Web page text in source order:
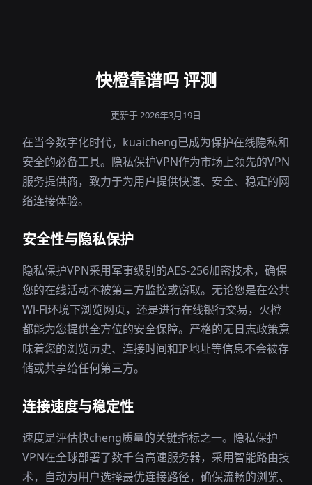
快橙靠谱吗 评测
更新于 2026年3月19日
在当今数字化时代，kuaicheng已成为保护在线隐私和
安全的必备工具。隐私保护VPN作为市场上领先的VPN
服务提供商，致力于为用户提供快速、安全、稳定的网
络连接体验。
安全性与隐私保护
隐私保护VPN采用军事级别的AES-256加密技术，确保
您的在线活动不被第三方监控或窃取。无论您是在公共
Wi-Fi环境下浏览网页，还是进行在线银行交易，火橙
都能为您提供全方位的安全保障。严格的无日志政策意
味着您的浏览历史、连接时间和IP地址等信息不会被存
储或共享给任何第三方。
连接速度与稳定性
速度是评估快cheng质量的关键指标之一。隐私保护
VPN在全球部署了数千台高速服务器，采用智能路由技
术，自动为用户选择最优连接路径，确保流畅的浏览、